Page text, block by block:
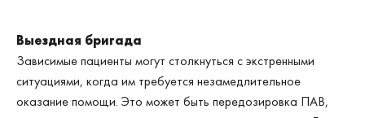
Выездная бригада
Зависимые пациенты могут столкнуться с экстренными
ситуациями, когда им требуется незамедлительное
оказание помощи. Это может быть передозировка ПАВ,